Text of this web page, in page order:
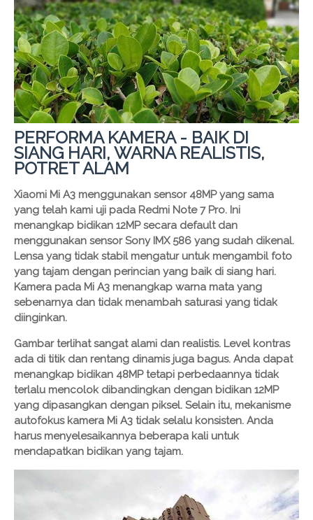
PERFORMA KAMERA - BAIK DI
SIANG HARI, WARNA REALISTIS,
POTRET ALAM
Xiaomi Mi A3 menggunakan sensor 48MP yang sama
yang telah kami uji pada Redmi Note 7 Pro. Ini
menangkap bidikan 12MP secara default dan
menggunakan sensor Sony IMX 586 yang sudah dikenal.
Lensa yang tidak stabil mengatur untuk mengambil foto
yang tajam dengan perincian yang baik di siang hari.
Kamera pada Mi A3 menangkap warna mata yang
sebenarnya dan tidak menambah saturasi yang tidak
diinginkan.
Gambar terlihat sangat alami dan realistis. Level kontras
ada di titik dan rentang dinamis juga bagus. Anda dapat
menangkap bidikan 48MP tetapi perbedaannya tidak
terlalu mencolok dibandingkan dengan bidikan 12MP
yang dipasangkan dengan piksel. Selain itu, mekanisme
autofokus kamera Mi A3 tidak selalu konsisten. Anda
harus menyelesaikannya beberapa kali untuk
mendapatkan bidikan yang tajam.